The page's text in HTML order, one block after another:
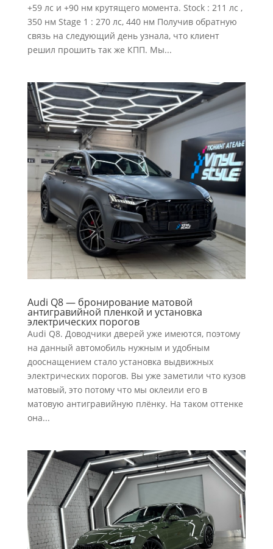
+59 лс и +90 нм крутящего момента. Stock : 211 лс ,
350 нм Stage 1 : 270 лс, 440 нм Получив обратную
связь на следующий день узнала, что клиент
решил прошить так же КПП. Мы...
Audi Q8 — бронирование матовой
антигравийной пленкой и установка
электрических порогов
Audi Q8. Доводчики дверей уже имеются, поэтому
на данный автомобиль нужным и удобным
дооснащением стало установка выдвижных
электрических порогов. Вы уже заметили что кузов
матовый, это потому что мы оклеили его в
матовую антигравийную плёнку. На таком оттенке
она...